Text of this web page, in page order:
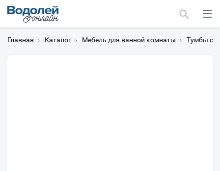
Главная › Каталог › Мебель для ванной комнаты › Тумбы с